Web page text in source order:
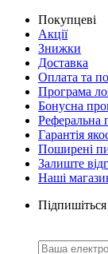
Покупцеві
Акції
Знижки
Доставка
Оплата та
Програма
Бонусна
Реферальна
Гарантія
Поширені
Залиште
Наші